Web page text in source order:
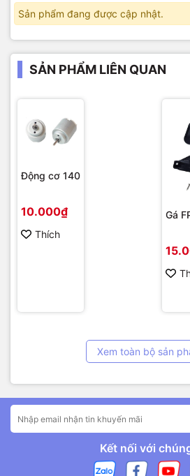
Sản phẩm đang được cập nhật.
SẢN PHẨM LIÊN QUAN
Động cơ 140
10.000₫
Thích
Gá
Xem toàn bộ sản
Kết nối với